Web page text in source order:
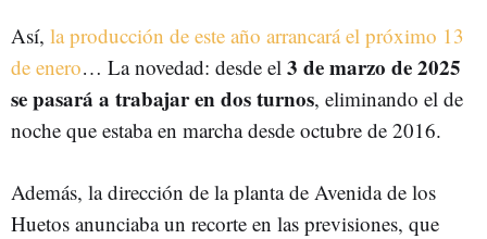
Así, la producción de este año arrancará el próximo 13
de enero… La novedad: desde el 3 de marzo de 2025
se pasará a trabajar en dos turnos, eliminando el de
noche que estaba en marcha desde octubre de 2016.
Además, la dirección de la planta de Avenida de los
Huetos anunciaba un recorte en las previsiones, que